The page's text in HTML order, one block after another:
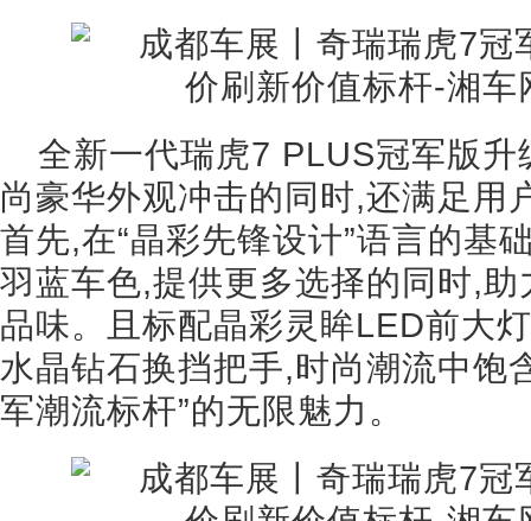
全新一代瑞虎7 PLUS冠军版升
尚豪华外观冲击的同时,还满足用
首先,在“晶彩先锋设计”语言的基
羽蓝车色,提供更多选择的同时,
品味。且标配晶彩灵眸LED前大
水晶钻石换挡把手,时尚潮流中饱
军潮流标杆”的无限魅力。